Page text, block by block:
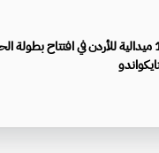
15 ميدالية للأردن في افتتاح بطولة